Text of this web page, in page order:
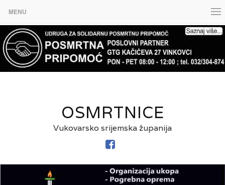
MENU
OSMRTNICE
Vukovarsko srijemska županija